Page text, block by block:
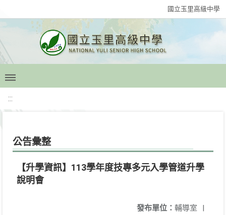
國立玉里高級中學
:::
公告彙整
【升學資訊】113學年度技專多元入學管道升學
說明會
發布單位： 輔導室 |